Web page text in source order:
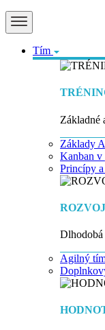
Tím
Základné
Základy
Kanban v
Princípy
ROZVOJ
Dlhodobá
Agilný